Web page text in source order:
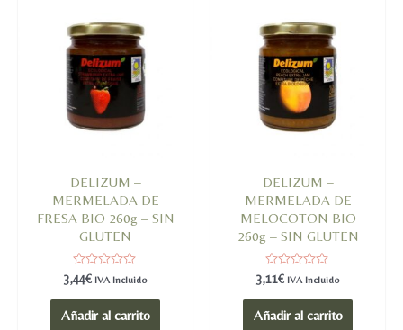
DELIZUM –
MERMELADA DE
FRESA BIO 260g – SIN
GLUTEN
Valorado
en
0
de
5
3,44€ IVA Incluido
Añadir al carrito
DELIZUM –
MERMELADA DE
MELOCOTON BIO
260g – SIN GLUTEN
Valorado
0
de
5
3,11€ IVA Incluido
Añadir al carrito